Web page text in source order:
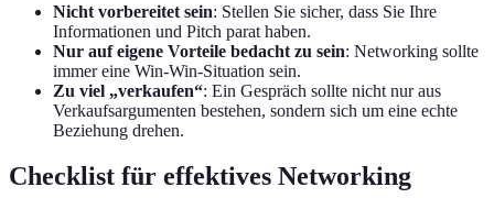
Nicht vorbereitet sein: Stellen Sie sicher, dass Sie Ihre
Informationen und Pitch parat haben.
Nur auf eigene Vorteile bedacht zu sein: Networking sollte
immer eine Win-Win-Situation sein.
Zu viel „verkaufen“: Ein Gespräch sollte nicht nur aus
Verkaufsargumenten bestehen, sondern sich um eine echte
Beziehung drehen.
Checklist für effektives Networking